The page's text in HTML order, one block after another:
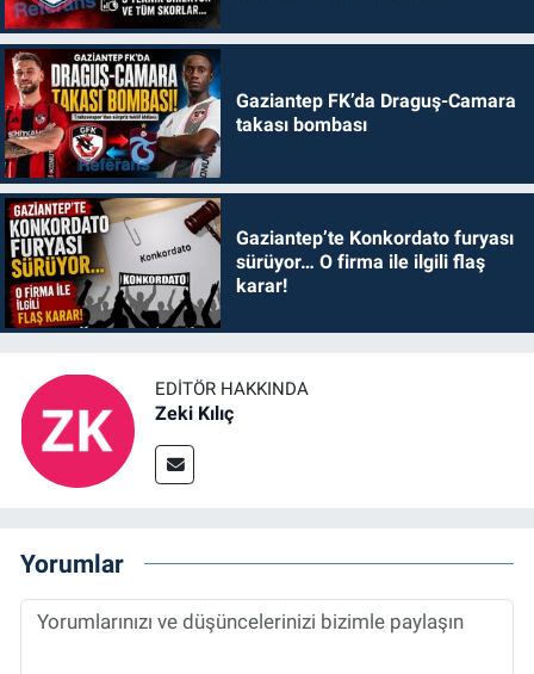
Gaziantep FK’da Draguş-Camara
takası bombası
Gaziantep’te Konkordato furyası
sürüyor… O firma ile ilgili flaş
karar!
EDITÖR HAKKINDA
Zeki Kılıç
Yorumlar